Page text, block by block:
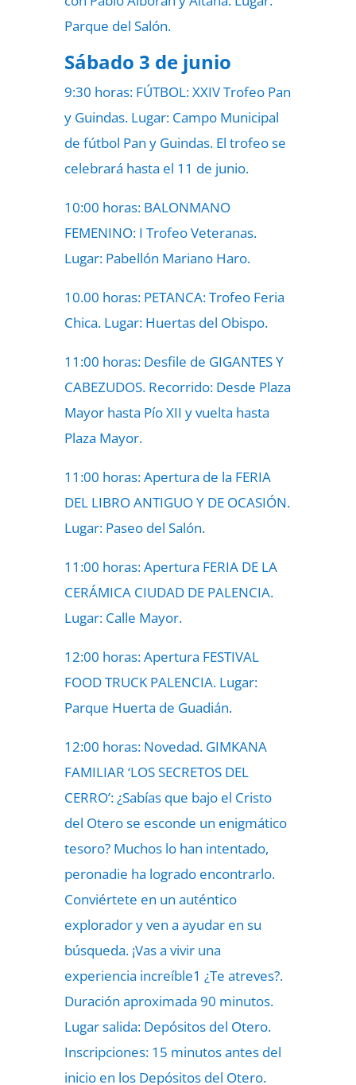
Parque del Salón.
Sábado 3 de junio
9:30 horas: FÚTBOL: XXIV Trofeo Pan
y Guindas. Lugar: Campo Municipal
de fútbol Pan y Guindas. El trofeo se
celebrará hasta el 11 de junio.
10:00 horas: BALONMANO
FEMENINO: I Trofeo Veteranas.
Lugar: Pabellón Mariano Haro.
10.00 horas: PETANCA: Trofeo Feria
Chica. Lugar: Huertas del Obispo.
11:00 horas: Desfile de GIGANTES Y
CABEZUDOS. Recorrido: Desde Plaza
Mayor hasta Pío XII y vuelta hasta
Plaza Mayor.
11:00 horas: Apertura de la FERIA
DEL LIBRO ANTIGUO Y DE OCASIÓN.
Lugar: Paseo del Salón.
11:00 horas: Apertura FERIA DE LA
CERÁMICA CIUDAD DE PALENCIA.
Lugar: Calle Mayor.
12:00 horas: Apertura FESTIVAL
FOOD TRUCK PALENCIA. Lugar:
Parque Huerta de Guadián.
12:00 horas: Novedad. GIMKANA
FAMILIAR ‘LOS SECRETOS DEL
CERRO’: ¿Sabías que bajo el Cristo
del Otero se esconde un enigmático
tesoro? Muchos lo han intentado,
peronadie ha logrado encontrarlo.
Conviértete en un auténtico
explorador y ven a ayudar en su
búsqueda. ¡Vas a vivir una
experiencia increíble1 ¿Te atreves?.
Duración aproximada 90 minutos.
Lugar salida: Depósitos del Otero.
Inscripciones: 15 minutos antes del
inicio en los Depósitos del Otero.